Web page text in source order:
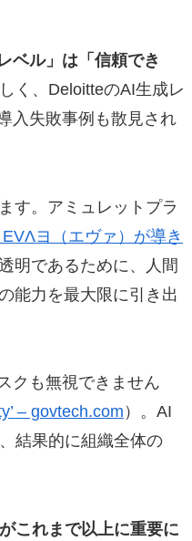
ベル」は「信頼でき
く、DeloitteのAI生成レ
入失敗事例も散見され
す。アミュレットプラ
ヨ（エヴァ）が導き
明であるために、人間
能力を最大限に引き出
クも無視できません
– govtech.com ）。AI
結果的に組織全体の
これまで以上に重要に